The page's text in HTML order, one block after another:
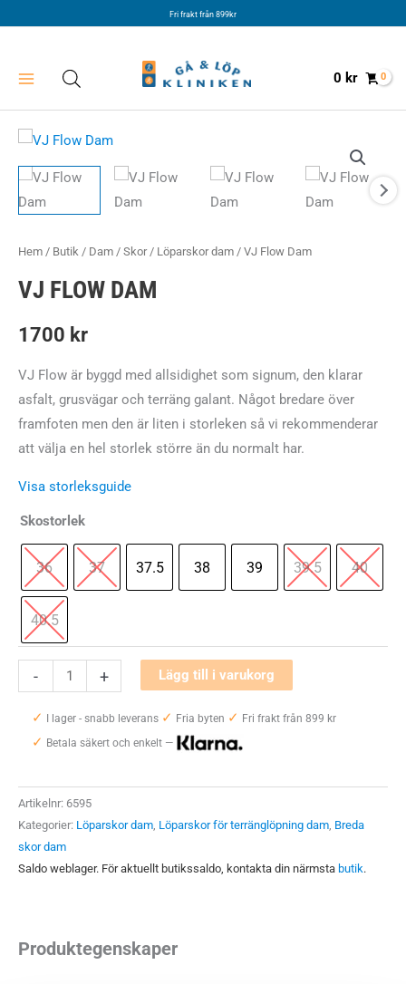
Fri frakt från 899kr
0 kr
Hem / Butik / Dam / Skor/ Löparskor dam / VJ Flow Dam
VJ FLOW DAM
1700 kr
VJ Flow är byggd med allsidighet som signum, den klarar
asfalt, grusvägar och terräng galant. Något bredare över
framfoten men den är liten i storleken så vi rekommenderar
att välja en hel storlek större än du normalt har.
Visa storleksguide
Skostorlek
36 37 37.5 38 39 39.5 40
40.5
-
Flow
Dam
mängd
+ Lägg till i varukorg
✓ I lager - snabb leverans ✓ Fria byten ✓ Fri frakt från 899 kr
✓ Betala säkert och enkelt —
Artikelnr: 6595
Kategorier: Löparskor dam, Löparskor för terränglöpning dam, Breda
skor dam
Saldo weblager. För aktuellt butikssaldo, kontakta din närmsta butik.
Produktegenskaper